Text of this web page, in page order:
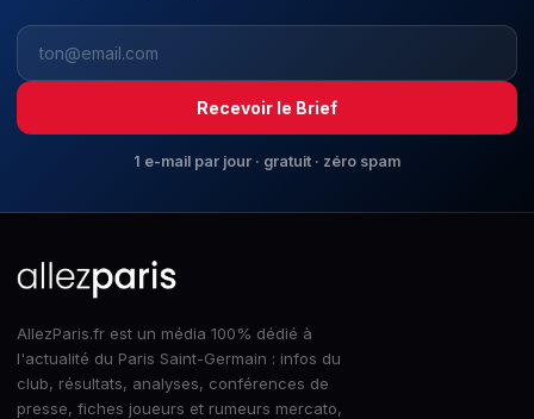
Recevoir le Brief
1 e-mail par jour · gratuit · zéro spam
AllezParis.fr est un média 100% dédié à
l'actualité du Paris Saint-Germain : infos du
club, résultats, analyses, conférences de
presse, fiches joueurs et rumeurs mercato,